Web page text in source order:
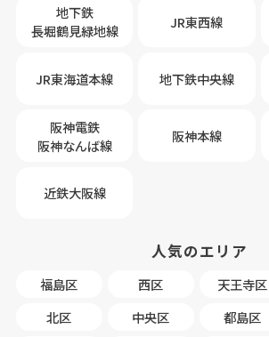
地下鉄
長堀鶴見緑地線
JR東西線
JR東海道本線 地下鉄中央線
阪神電鉄
阪神なんば線
阪神本線
近鉄大阪線
人気のエリア
福島区 西区 天王寺区
北区
中央区 都島区